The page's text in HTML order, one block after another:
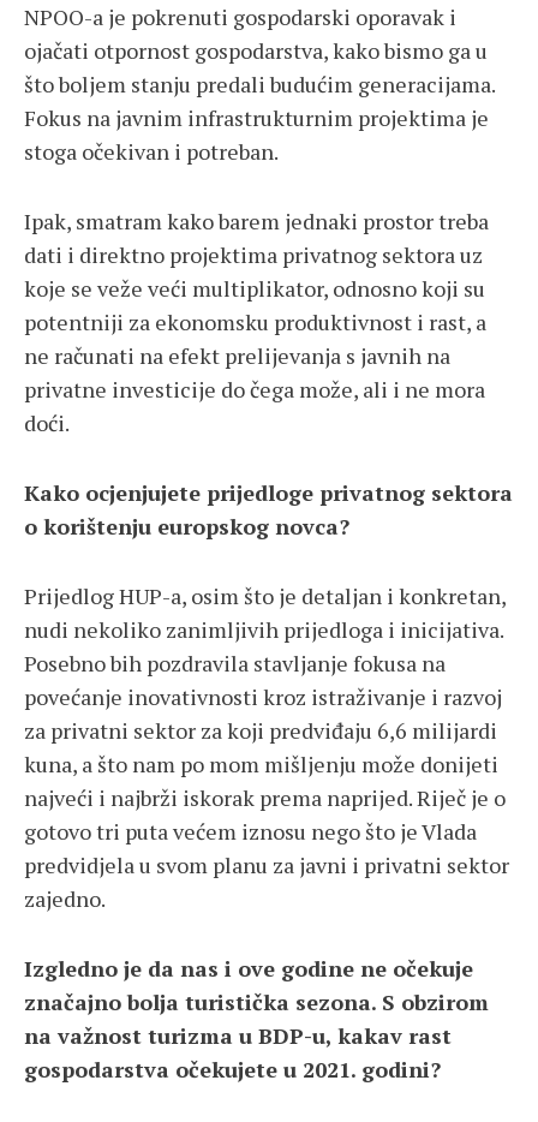
NPOO-a je pokrenuti gospodarski oporavak i
ojačati otpornost gospodarstva, kako bismo ga u
što boljem stanju predali budućim generacijama.
Fokus na javnim infrastrukturnim projektima je
stoga očekivan i potreban.
Ipak, smatram kako barem jednaki prostor treba
dati i direktno projektima privatnog sektora uz
koje se veže veći multiplikator, odnosno koji su
potentniji za ekonomsku produktivnost i rast, a
ne računati na efekt prelijevanja s javnih na
privatne investicije do čega može, ali i ne mora
doći.
Kako ocjenjujete prijedloge privatnog sektora
o korištenju europskog novca?
Prijedlog HUP-a, osim što je detaljan i konkretan,
nudi nekoliko zanimljivih prijedloga i inicijativa.
Posebno bih pozdravila stavljanje fokusa na
povećanje inovativnosti kroz istraživanje i razvoj
za privatni sektor za koji predviđaju 6,6 milijardi
kuna, a što nam po mom mišljenju može donijeti
najveći i najbrži iskorak prema naprijed. Riječ je o
gotovo tri puta većem iznosu nego što je Vlada
predvidjela u svom planu za javni i privatni sektor
zajedno.
Izgledno je da nas i ove godine ne očekuje
značajno bolja turistička sezona. S obzirom
na važnost turizma u BDP-u, kakav rast
gospodarstva očekujete u 2021. godini?